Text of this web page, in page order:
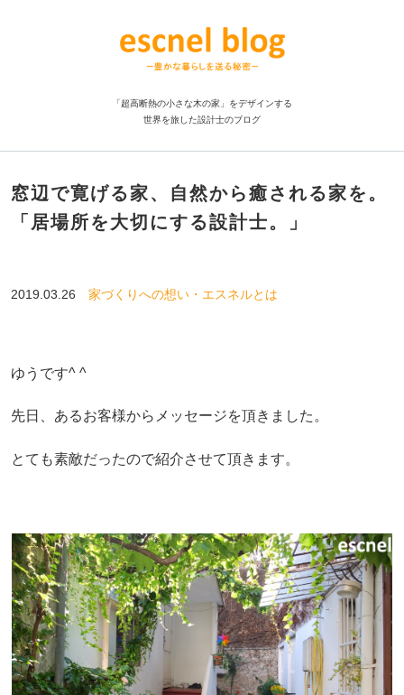
「超高断熱の小さな木の家」をデザインする
世界を旅した設計士のブログ
窓辺で寛げる家、自然から癒される家を。
「居場所を大切にする設計士。」
2019.03.26 家づくりへの想い・エスネルとは
ゆうです^ ^
先日、あるお客様からメッセージを頂きました。
とても素敵だったので紹介させて頂きます。